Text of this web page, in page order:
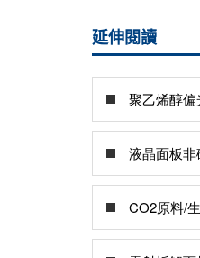
延伸閱讀
聚乙烯醇
液晶面板
CO2原料/